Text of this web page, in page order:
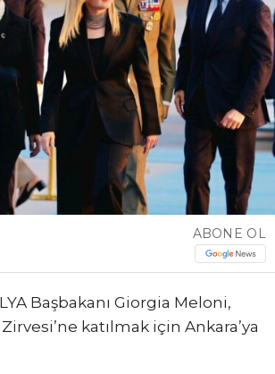
ABONE OL
Başbakanı Giorgia Meloni,
katılmak için Ankara’ya